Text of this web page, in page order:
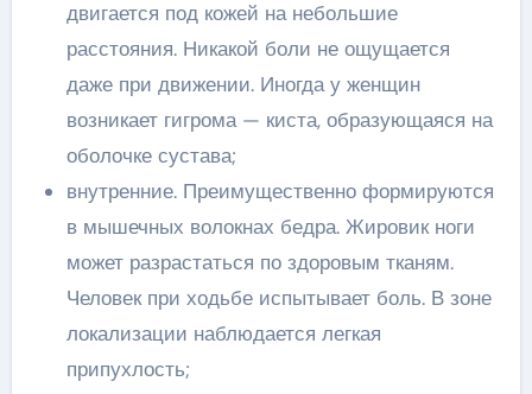
двигается под кожей на небольшие
расстояния. Никакой боли не ощущается
даже при движении. Иногда у женщин
возникает гигрома — киста, образующаяся на
оболочке сустава;
внутренние. Преимущественно формируются
в мышечных волокнах бедра. Жировик ноги
может разрастаться по здоровым тканям.
Человек при ходьбе испытывает боль. В зоне
локализации наблюдается легкая
припухлость;